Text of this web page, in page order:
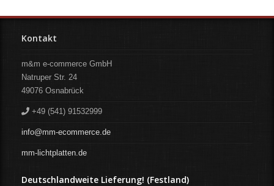
Kontakt
m&m e-commerce GmbH
Natruper Str. 24
49076 Osnabrück
+49 (541) 91532999
info@mm-ecommerce.de
mm-lichtplatten.de
Deutschlandweite Lieferung! (Festland)